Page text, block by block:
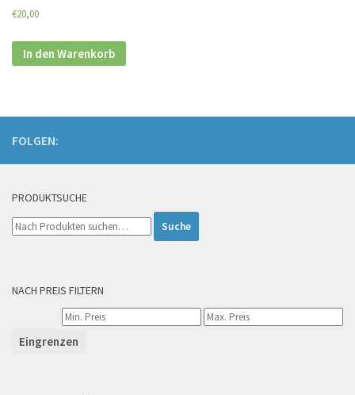
€20,00
In den Warenkorb
FOLGEN:
PRODUKTSUCHE
Suche
nach:
NACH PREIS FILTERN
Eingrenzen